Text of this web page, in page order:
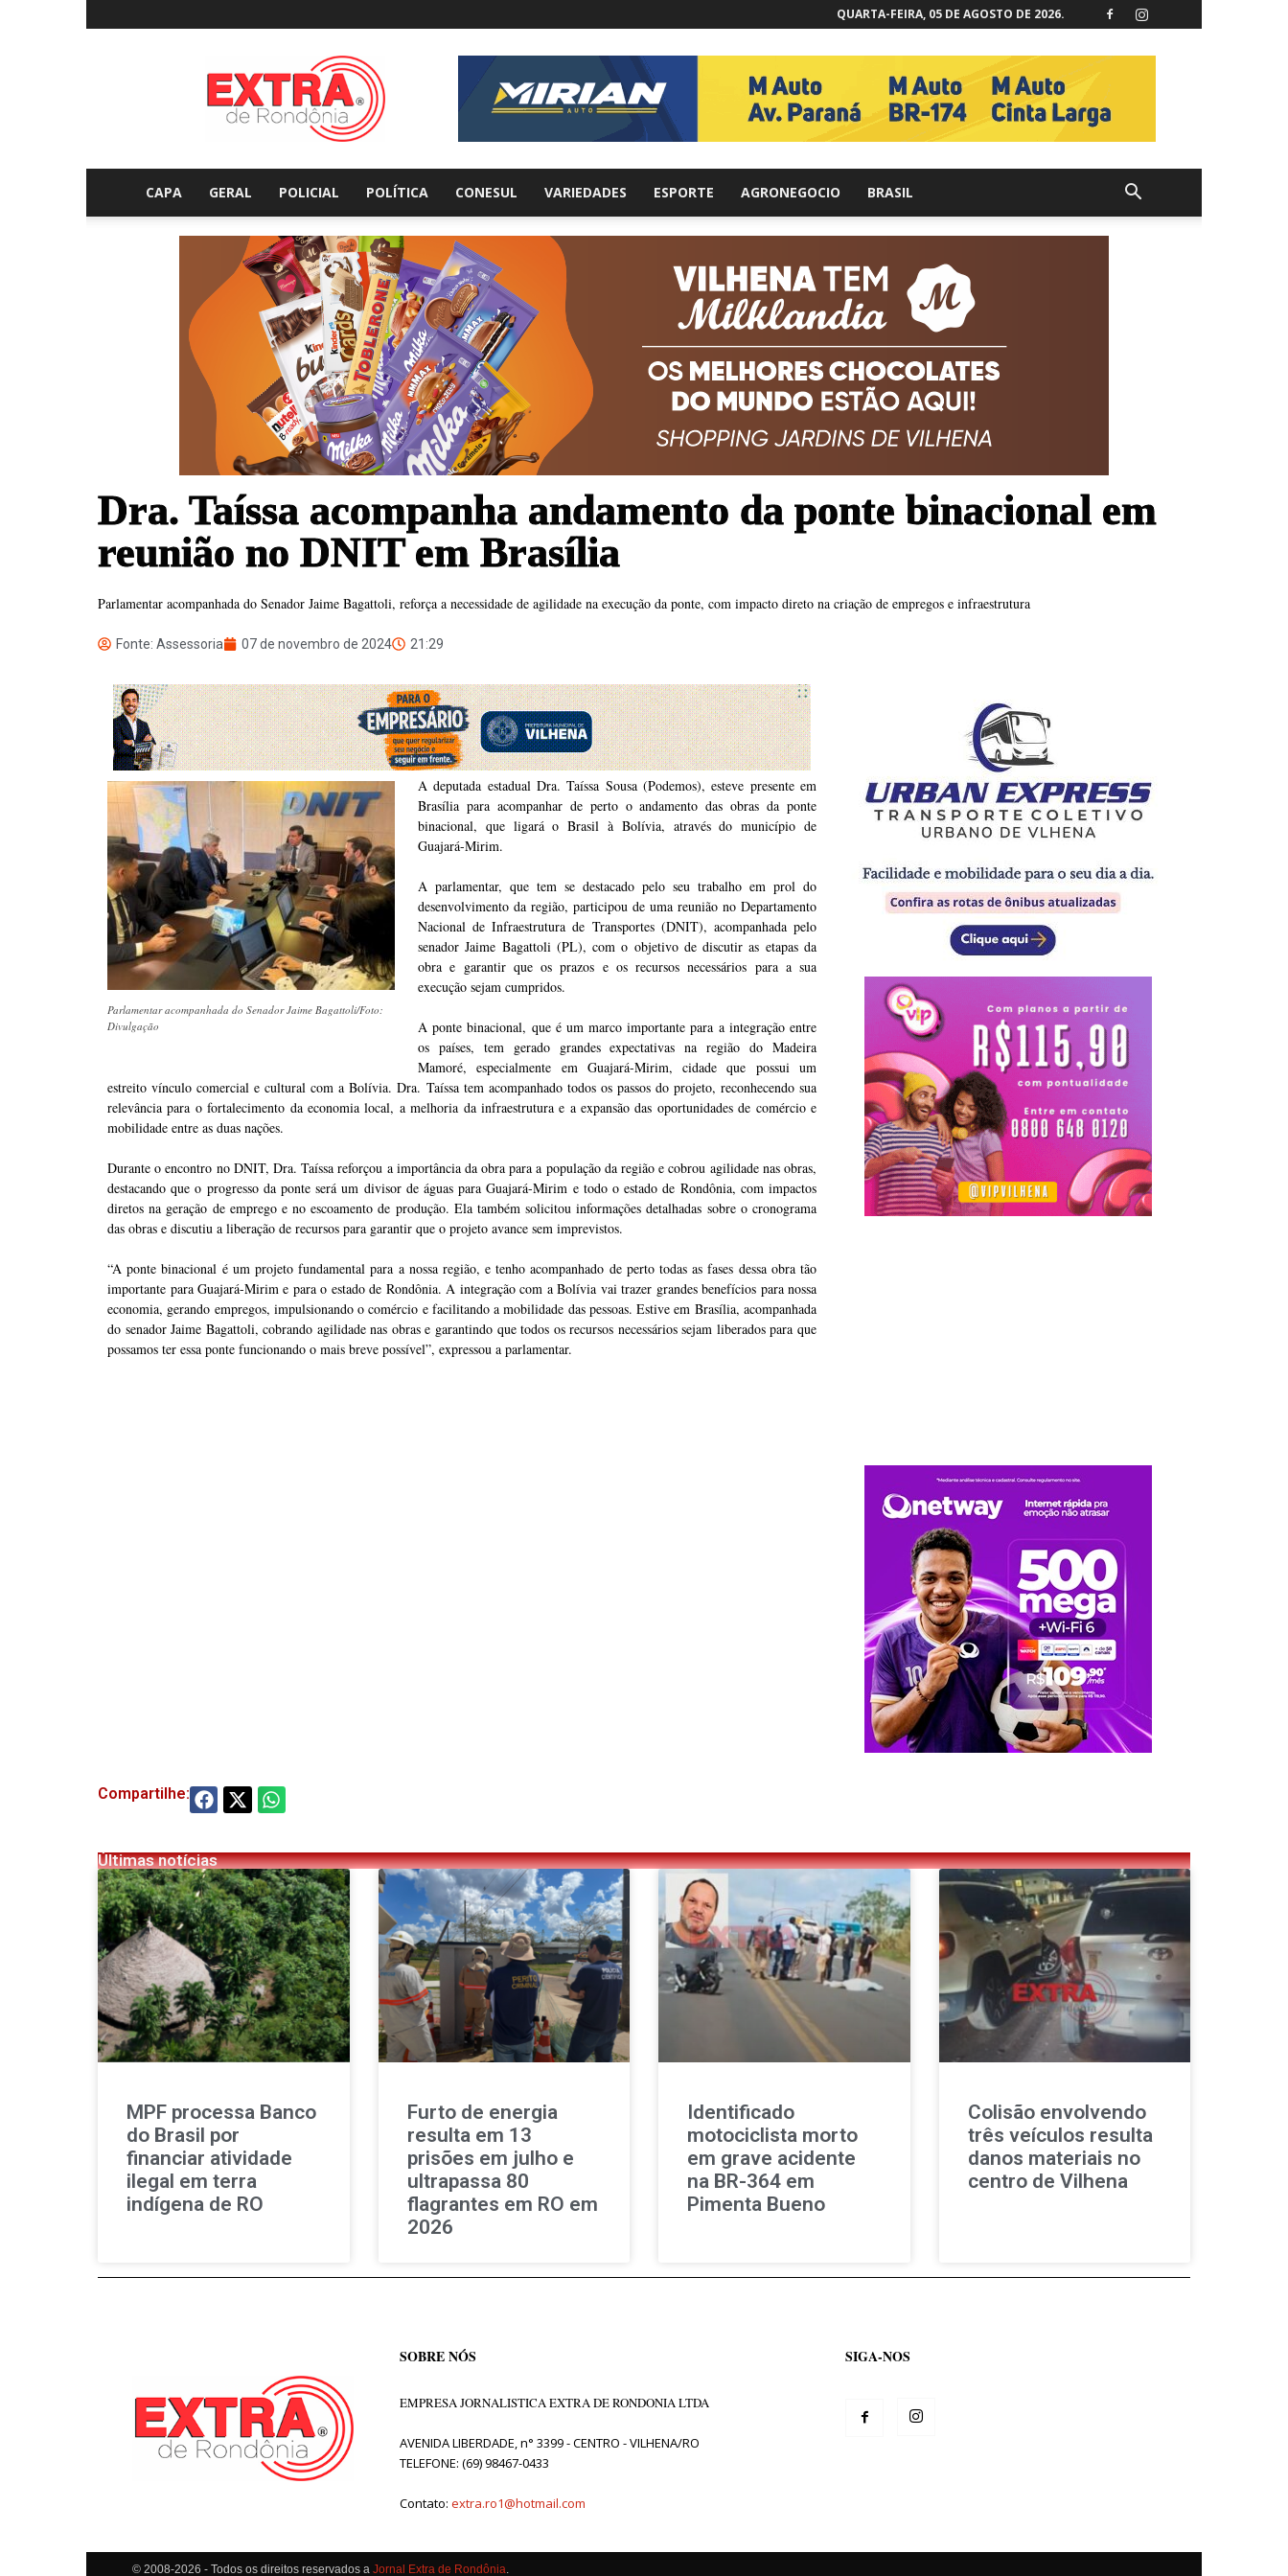
QUARTA-FEIRA, 05 DE AGOSTO DE 2026.
Extraderondonia.com.br
CAPA GERAL POLICIAL POLÍTICA CONESUL VARIEDADES ESPORTE AGRONEGOCIO BRASIL
Dra. Taíssa acompanha andamento da ponte binacional em
reunião no DNIT em Brasília
Parlamentar acompanhada do Senador Jaime Bagattoli, reforça a necessidade de agilidade na execução da ponte, com impacto direto na criação de empregos e infraestrutura
Fonte: Assessoria 07 de novembro de 2024 21:29
Parlamentar acompanhada do Senador Jaime Bagattoli/Foto:
Divulgação
A deputada estadual Dra. Taíssa Sousa (Podemos), esteve presente em
Brasília para acompanhar de perto o andamento das obras da ponte
binacional, que ligará o Brasil à Bolívia, através do município de
Guajará-Mirim.
A parlamentar, que tem se destacado pelo seu trabalho em prol do
desenvolvimento da região, participou de uma reunião no Departamento
Nacional de Infraestrutura de Transportes (DNIT), acompanhada pelo
senador Jaime Bagattoli (PL), com o objetivo de discutir as etapas da
obra e garantir que os prazos e os recursos necessários para a sua
execução sejam cumpridos.
A ponte binacional, que é um marco importante para a integração entre
os países, tem gerado grandes expectativas na região do Madeira
Mamoré, especialmente em Guajará-Mirim, cidade que possui um
estreito vínculo comercial e cultural com a Bolívia. Dra. Taíssa tem acompanhado todos os passos do projeto, reconhecendo sua
relevância para o fortalecimento da economia local, a melhoria da infraestrutura e a expansão das oportunidades de comércio e
mobilidade entre as duas nações.
Durante o encontro no DNIT, Dra. Taíssa reforçou a importância da obra para a população da região e cobrou agilidade nas obras,
destacando que o progresso da ponte será um divisor de águas para Guajará-Mirim e todo o estado de Rondônia, com impactos
diretos na geração de emprego e no escoamento de produção. Ela também solicitou informações detalhadas sobre o cronograma
das obras e discutiu a liberação de recursos para garantir que o projeto avance sem imprevistos.
“A ponte binacional é um projeto fundamental para a nossa região, e tenho acompanhado de perto todas as fases dessa obra tão
importante para Guajará-Mirim e para o estado de Rondônia. A integração com a Bolívia vai trazer grandes benefícios para nossa
economia, gerando empregos, impulsionando o comércio e facilitando a mobilidade das pessoas. Estive em Brasília, acompanhada
do senador Jaime Bagattoli, cobrando agilidade nas obras e garantindo que todos os recursos necessários sejam liberados para que
possamos ter essa ponte funcionando o mais breve possível”, expressou a parlamentar.
Compartilhe:
Últimas notícias
MPF processa Banco
do Brasil por
financiar atividade
ilegal em terra
indígena de RO
Furto de energia
resulta em 13
prisões em julho e
ultrapassa 80
flagrantes em RO em
2026
Identificado
motociclista morto
em grave acidente
na BR-364 em
Pimenta Bueno
Colisão envolvendo
três veículos resulta
danos materiais no
centro de Vilhena
SOBRE NÓS
EMPRESA JORNALISTICA EXTRA DE RONDONIA LTDA
AVENIDA LIBERDADE, n° 3399 - CENTRO - VILHENA/RO
TELEFONE: (69) 98467-0433
Contato: extra.ro1@hotmail.com
SIGA-NOS
© 2008-2026 - Todos os direitos reservados a Jornal Extra de Rondônia.